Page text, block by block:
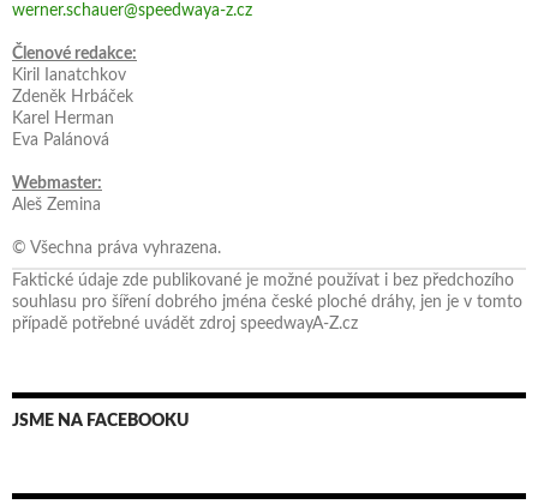
werner.schauer@speedwaya-z.cz
Členové redakce:
Kiril Ianatchkov
Zdeněk Hrbáček
Karel Herman
Eva Palánová
Webmaster:
Aleš Zemina
© Všechna práva vyhrazena.
Faktické údaje zde publikované je možné používat i bez předchozího
souhlasu pro šíření dobrého jména české ploché dráhy, jen je v tomto
případě potřebné uvádět zdroj speedwayA-Z.cz
JSME NA FACEBOOKU